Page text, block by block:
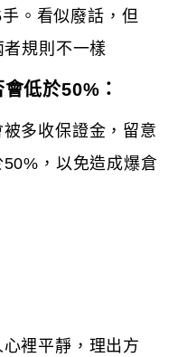
。看似廢話，但
規則不一樣
低於50%：
多收保證金，留意
，以免造成爆倉
裡平靜，理出方